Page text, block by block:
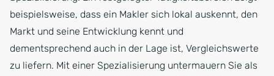
beispielsweise, dass ein Makler sich lokal auskennt, den
Markt und seine Entwicklung kennt und
dementsprechend auch in der Lage ist, Vergleichswerte
zu liefern. Mit einer Spezialisierung untermauern Sie als